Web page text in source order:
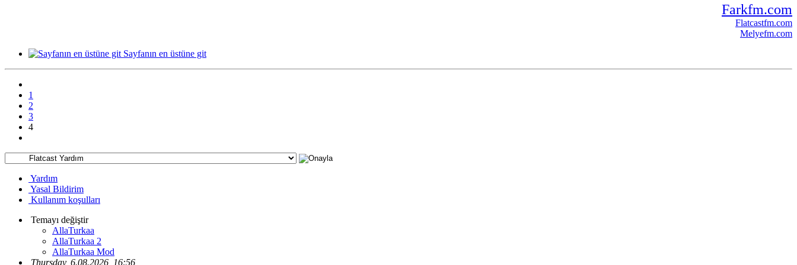
Farkfm.com
Flatcastfm.com
Melyefm.com
Sayfanın en üstüne git
1
2
3
4
Yardım
Yasal Bildirim
Kullanım koşulları
Temayı değiştir
AllaTurkaa
AllaTurkaa 2
AllaTurkaa Mod
Thursday, 6.08.2026, 16:56